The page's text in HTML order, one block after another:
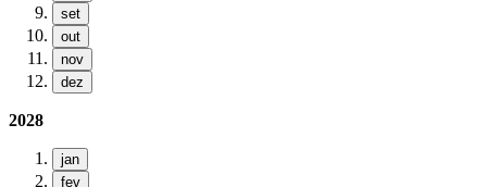
set
out
nov
dez
2028
jan
fev